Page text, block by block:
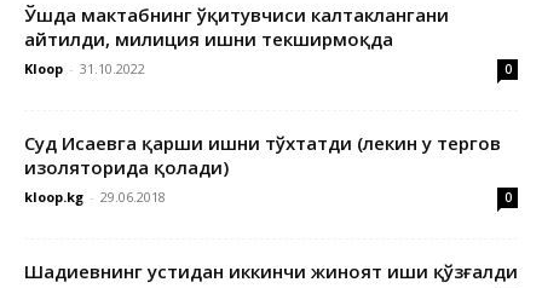
Ўшда мактабнинг ўқитувчиси калтаклангани
айтилди, милиция ишни текширмоқда
Kloop - 31.10.2022 0
Суд Исаевга қарши ишни тўхтатди (лекин у тергов
изоляторида қолади)
kloop.kg - 29.06.2018 0
Шадиевнинг устидан иккинчи жиноят иши қўзғалди